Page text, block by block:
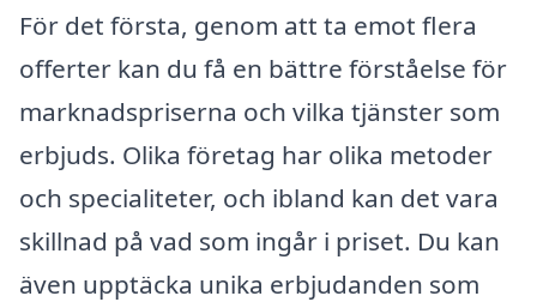
För det första, genom att ta emot flera
offerter kan du få en bättre förståelse för
marknadspriserna och vilka tjänster som
erbjuds. Olika företag har olika metoder
och specialiteter, och ibland kan det vara
skillnad på vad som ingår i priset. Du kan
även upptäcka unika erbjudanden som